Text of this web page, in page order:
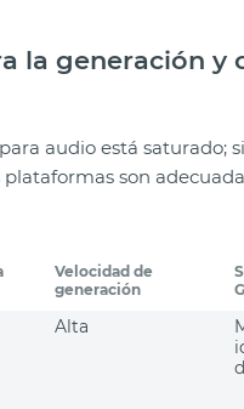
la generación y
audio está saturado;
son
Velocidad de
generación
Alta